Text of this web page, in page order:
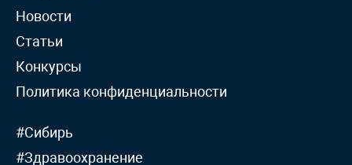
Новости
Статьи
Конкурсы
Политика конфиденциальности
#Сибирь
#Здравоохранение